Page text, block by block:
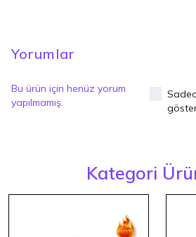
Yorumlar
Bu ürün için henüz yorum
yapılmamış.
Kategori